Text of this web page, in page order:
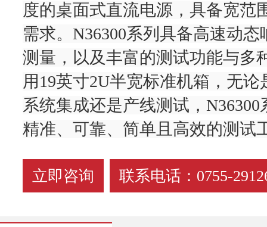
度的桌面式直流电源，具备宽范
需求。N36300系列具备高速动
测量，以及丰富的测试功能与多
用19英寸2U半宽标准机箱，无
系统集成还是产线测试，
精准、可靠、简单且高效的测试
立即咨询 联系电话：0755-